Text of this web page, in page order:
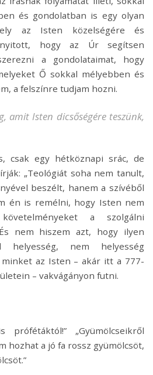
és gondolatban is egy olyan
az Isten közelségére és
hogy az Úr segítsen
a gondolataimat, hogy
Ő sokkal mélyebben és
a felszínre tudjam hozni.
amit Isten dicsőségére teszünk,
csak egy hétköznapi srác, de
„Teológiát soha nem tanult,
beszélt, hanem a szívéből
én is remélni, hogy Isten nem
a szolgálni
nem hiszem azt, hogy ilyen
helyesség, nem helyesség
az Isten – akár itt a 777-
– vakvágányon futni.
prófétáktól!” „Gyümölcseikről
hozhat a jó fa rossz gyümölcsöt,